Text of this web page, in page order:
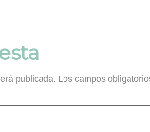
publicada. Los campos